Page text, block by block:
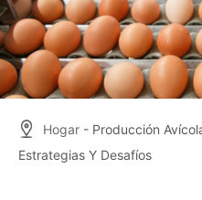
Hogar - Producción
Estrategias Y Desafíos